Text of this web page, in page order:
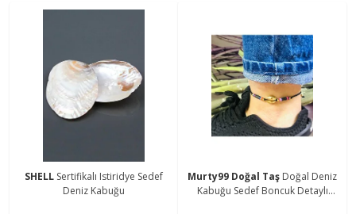
SHELL Sertifikalı Istiridye Sedef
Deniz Kabuğu
Murty99 Doğal Taş Doğal Deniz
Kabuğu Sedef Boncuk Detaylı